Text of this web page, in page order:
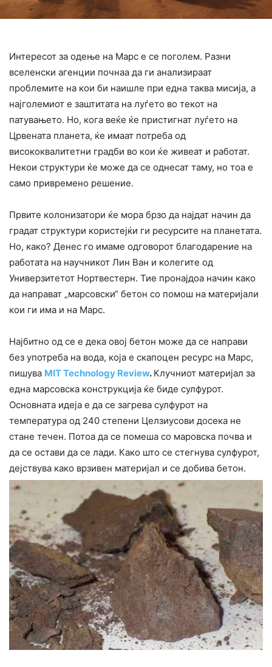
Интересот за одење на Марс е се поголем. Разни
вселенски агенции почнаа да ги анализираат
проблемите на кои би наишле при една таква мисија, а
најголемиот е заштитата на луѓето во текот на
патувањето. Но, кога веќе ќе пристигнат луѓето на
Црвената планета, ќе имаат потреба од
висококвалитетни градби во кои ќе живеат и работат.
Некои структури ќе може да се однесат таму, но тоа е
само привремено решение.
Првите колонизатори ќе мора брзо да најдат начин да
градат структури користејќи ги ресурсите на планетата.
Но, како? Денес го имаме одговорот благодарение на
работата на научникот Лин Ван и колегите од
Универзитетот Нортвестерн. Тие пронајдоа начин како
да направат „марсовски“ бетон со помош на материјали
кои ги има и на Марс.
Најбитно од се е дека овој бетон може да се направи
без употреба на вода, која е скапоцен ресурс на Марс,
пишува MIT Technology Review. Клучниот материјал за
една марсовска конструкција ќе биде сулфурот.
Основната идеја е да се загрева сулфурот на
температура од 240 степени Целзиусови досека не
стане течен. Потоа да се помеша со маровска почва и
да се остави да се лади. Како што се стегнува сулфурот,
дејствува како врзивен материјал и се добива бетон.